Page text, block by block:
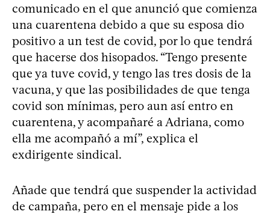
comunicado en el que anunció que comienza
una cuarentena debido a que su esposa dio
positivo a un test de covid, por lo que tendrá
que hacerse dos hisopados. “Tengo presente
que ya tuve covid, y tengo las tres dosis de la
vacuna, y que las posibilidades de que tenga
covid son mínimas, pero aun así entro en
cuarentena, y acompañaré a Adriana, como
ella me acompañó a mí”, explica el
exdirigente sindical.
Añade que tendrá que suspender la actividad
de campaña, pero en el mensaje pide a los